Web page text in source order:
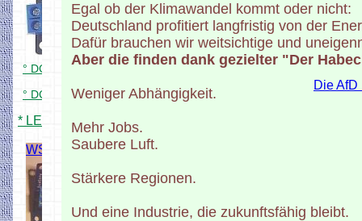
° DCC Signaldecoder für 84 LEDs
WS2811 30LEDs
° DCC Sig. Decoder für 504 LEDs
* LED Signale Anschlussbeispiele
Restbestand
selber löten
Egal ob der Klimawandel kommt oder nicht:
Deutschland profitiert langfristig von der
Dafür brauchen wir weitsichtige und
Aber die finden dank gezielter "Der
Weniger Abhängigkeit.
Mehr Jobs.
Saubere Luft.
Stärkere Regionen.
Und eine Industrie, die zukunftsfähig bleibt.
Die